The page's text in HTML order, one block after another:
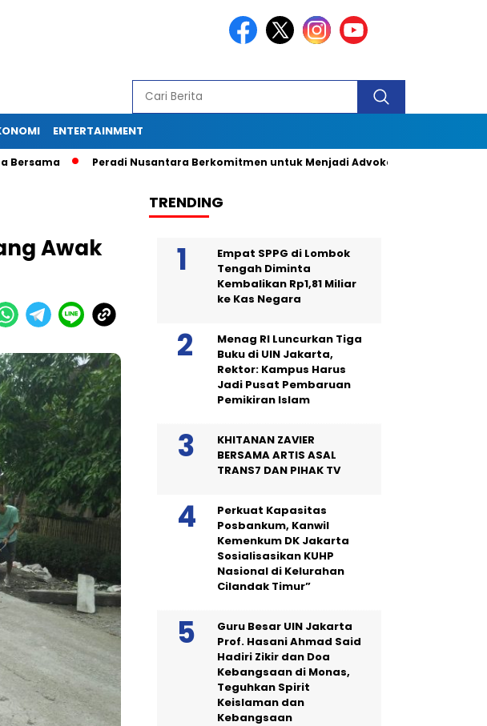
ENTERTAINMENT
Peradi Nusantara Berkomitmen untuk Menjadi Advokat Spesialis dengan
Awak
TRENDING
Empat SPPG di Lombok
Tengah Diminta
Kembalikan Rp1,81 Miliar
ke Kas Negara
Menag RI Luncurkan Tiga
Buku di UIN Jakarta,
Rektor: Kampus Harus
Jadi Pusat Pembaruan
Pemikiran Islam
KHITANAN ZAVIER
BERSAMA ARTIS ASAL
TRANS7 DAN PIHAK TV
Perkuat Kapasitas
Posbankum, Kanwil
Kemenkum DK Jakarta
Sosialisasikan KUHP
Nasional di Kelurahan
Cilandak Timur”
Guru Besar UIN Jakarta
Prof. Hasani Ahmad Said
Hadiri Zikir dan Doa
Kebangsaan di Monas,
Teguhkan Spirit
Keislaman dan
Kebangsaan